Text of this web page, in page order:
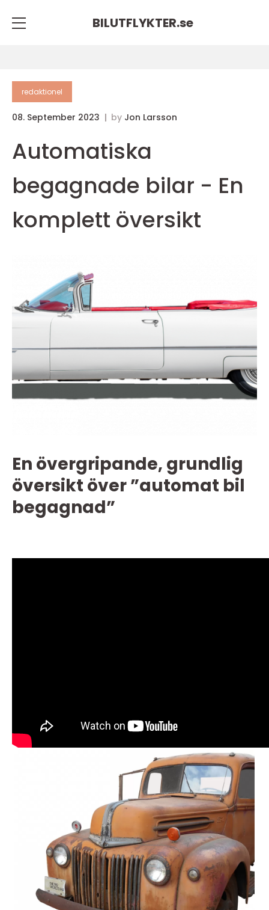
BILUTFLYKTER.se
redaktionel
08. September 2023 by Jon Larsson
Automatiska
begagnade bilar - En
komplett översikt
En övergripande, grundlig
översikt över ”automat bil
begagnad”